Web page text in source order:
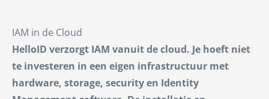
IAM in de Cloud
HelloID verzorgt IAM vanuit de cloud. Je hoeft niet
te investeren in een eigen infrastructuur met
hardware, storage, security en Identity